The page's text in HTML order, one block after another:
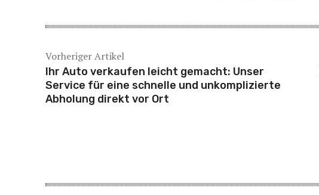
Vorheriger Artikel
Ihr Auto verkaufen leicht gemacht: Unser
Service für eine schnelle und unkomplizierte
Abholung direkt vor Ort